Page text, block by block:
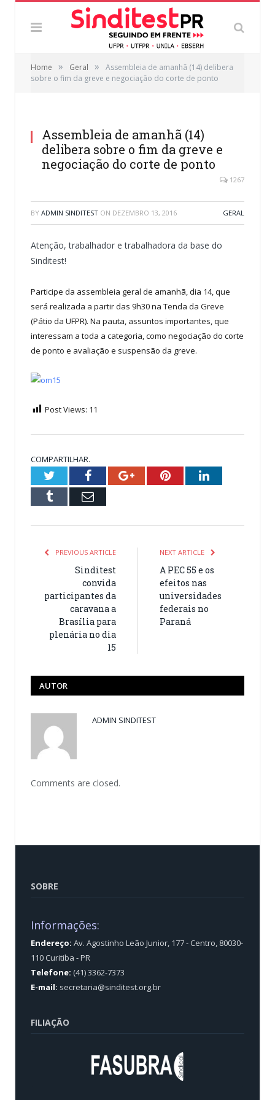
Home » Geral »
Assembleia de amanhã (14) delibera
sobre o fim da greve e negociação do corte de ponto
Assembleia de amanhã (14)
delibera sobre o fim da greve e
negociação do corte de ponto
1267
BY ADMIN SINDITEST ON DEZEMBRO 13, 2016 GERAL
Atenção, trabalhador e trabalhadora da base do
Sinditest!
Participe da assembleia geral de amanhã, dia 14, que
será realizada a partir das 9h30 na Tenda da Greve
(Pátio da UFPR). Na pauta, assuntos importantes, que
interessam a toda a categoria, como negociação do corte
de ponto e avaliação e suspensão da greve.
Post Views: 11
COMPARTILHAR.
TwitterFacebookGoogle+PinterestLinkedIn
Tumblr Email
PREVIOUS ARTICLE
Sinditest
convida
participantes da
caravana a
Brasília para
plenária no dia
15
NEXT ARTICLE
A PEC 55 e os
efeitos nas
universidades
federais no
Paraná
AUTOR
ADMIN SINDITEST
Comments are closed.
SOBRE
Informações:
Endereço: Av. Agostinho Leão Junior, 177 - Centro, 80030-
110 Curitiba - PR
Telefone: (41) 3362-7373
E-mail: secretaria@sinditest.org.br
FILIAÇÃO